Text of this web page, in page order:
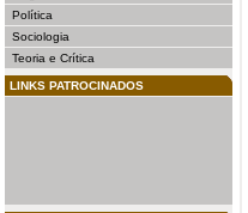
Política
Sociologia
Teoria e Crítica
LINKS PATROCINADOS